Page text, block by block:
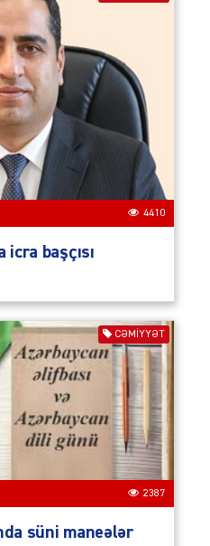
4410
başçısı
CƏMIYYƏT
2387
süni maneələr